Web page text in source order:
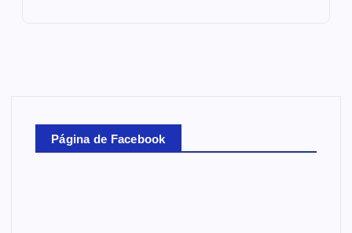
Página de Facebook